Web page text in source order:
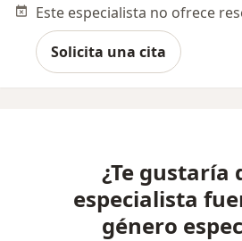
Solicita una cita
¿Te gustaría
especialista
género